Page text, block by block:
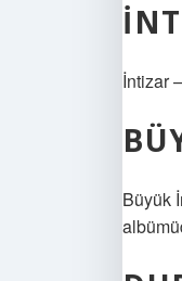
İntizar
Büyük